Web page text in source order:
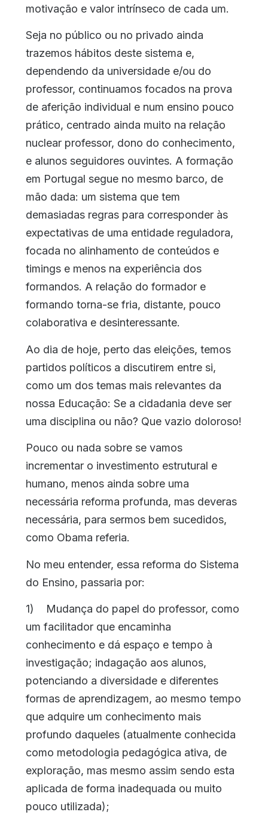
motivação e valor intrínseco de cada um.
Seja no público ou no privado ainda
trazemos hábitos deste sistema e,
dependendo da universidade e/ou do
professor, continuamos focados na prova
de aferição individual e num ensino pouco
prático, centrado ainda muito na relação
nuclear professor, dono do conhecimento,
e alunos seguidores ouvintes. A formação
em Portugal segue no mesmo barco, de
mão dada: um sistema que tem
demasiadas regras para corresponder às
expectativas de uma entidade reguladora,
focada no alinhamento de conteúdos e
timings e menos na experiência dos
formandos. A relação do formador e
formando torna-se fria, distante, pouco
colaborativa e desinteressante.
Ao dia de hoje, perto das eleições, temos
partidos políticos a discutirem entre si,
como um dos temas mais relevantes da
nossa Educação: Se a cidadania deve ser
uma disciplina ou não? Que vazio doloroso!
Pouco ou nada sobre se vamos
incrementar o investimento estrutural e
humano, menos ainda sobre uma
necessária reforma profunda, mas deveras
necessária, para sermos bem sucedidos,
como Obama referia.
No meu entender, essa reforma do Sistema
do Ensino, passaria por:
1) Mudança do papel do professor, como
um facilitador que encaminha
conhecimento e dá espaço e tempo à
investigação; indagação aos alunos,
potenciando a diversidade e diferentes
formas de aprendizagem, ao mesmo tempo
que adquire um conhecimento mais
profundo daqueles (atualmente conhecida
como metodologia pedagógica ativa, de
exploração, mas mesmo assim sendo esta
aplicada de forma inadequada ou muito
pouco utilizada);